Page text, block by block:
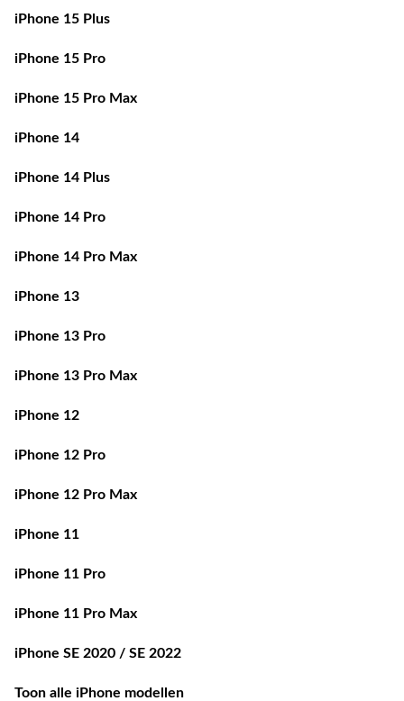
iPhone 15 Plus
iPhone 15 Pro
iPhone 15 Pro Max
iPhone 14
iPhone 14 Plus
iPhone 14 Pro
iPhone 14 Pro Max
iPhone 13
iPhone 13 Pro
iPhone 13 Pro Max
iPhone 12
iPhone 12 Pro
iPhone 12 Pro Max
iPhone 11
iPhone 11 Pro
iPhone 11 Pro Max
iPhone SE 2020 / SE 2022
Toon alle iPhone modellen